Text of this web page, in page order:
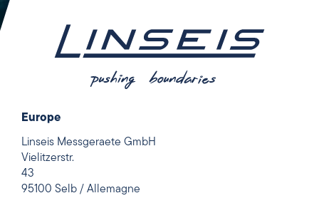
Europe
Linseis Messgeraete GmbH
Vielitzerstr.
43
95100 Selb / Allemagne